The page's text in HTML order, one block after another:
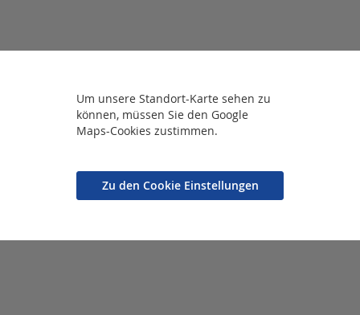
Um unsere Standort-Karte sehen zu
können, müssen Sie den Google
Maps-Cookies zustimmen.
Zu den Cookie Einstellungen